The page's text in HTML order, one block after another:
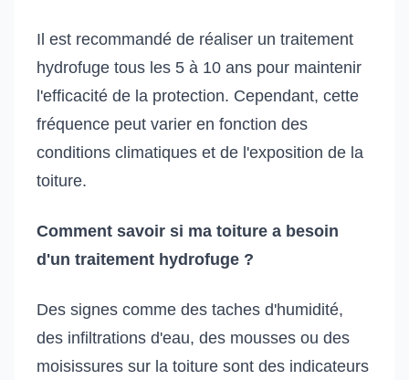
Il est recommandé de réaliser un traitement
hydrofuge tous les 5 à 10 ans pour maintenir
l'efficacité de la protection. Cependant, cette
fréquence peut varier en fonction des
conditions climatiques et de l'exposition de la
toiture.
Comment savoir si ma toiture a besoin
d'un traitement hydrofuge ?
Des signes comme des taches d'humidité,
des infiltrations d'eau, des mousses ou des
moisissures sur la toiture sont des indicateurs